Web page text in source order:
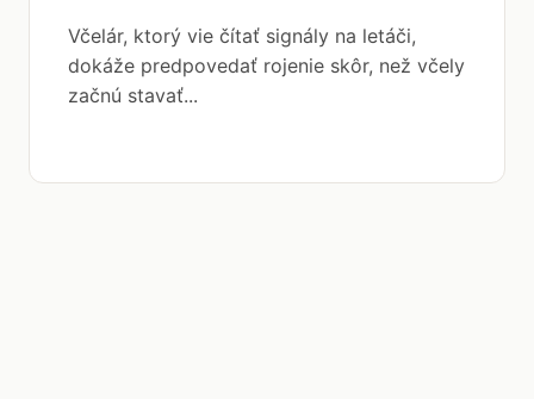
Včelár, ktorý vie čítať signály na letáči,
dokáže predpovedať rojenie skôr, než včely
začnú stavať...